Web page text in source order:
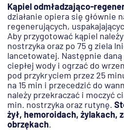
Kąpiel odmładzająco-
działanie opiera się głównie
regenerujących,
Aby przygotować kąpiel
nostrzyka oraz po 75 g ziela
lancetowatej. Następnie daną
ciepłej wody i ogrzać do
pod przykryciem przez 25
na 15 min i przecedzić do
należy przekraczać i moczyć
min. nostrzyka oraz rutynę.
żył, hemoroidach, żylakach,
obrzękach.